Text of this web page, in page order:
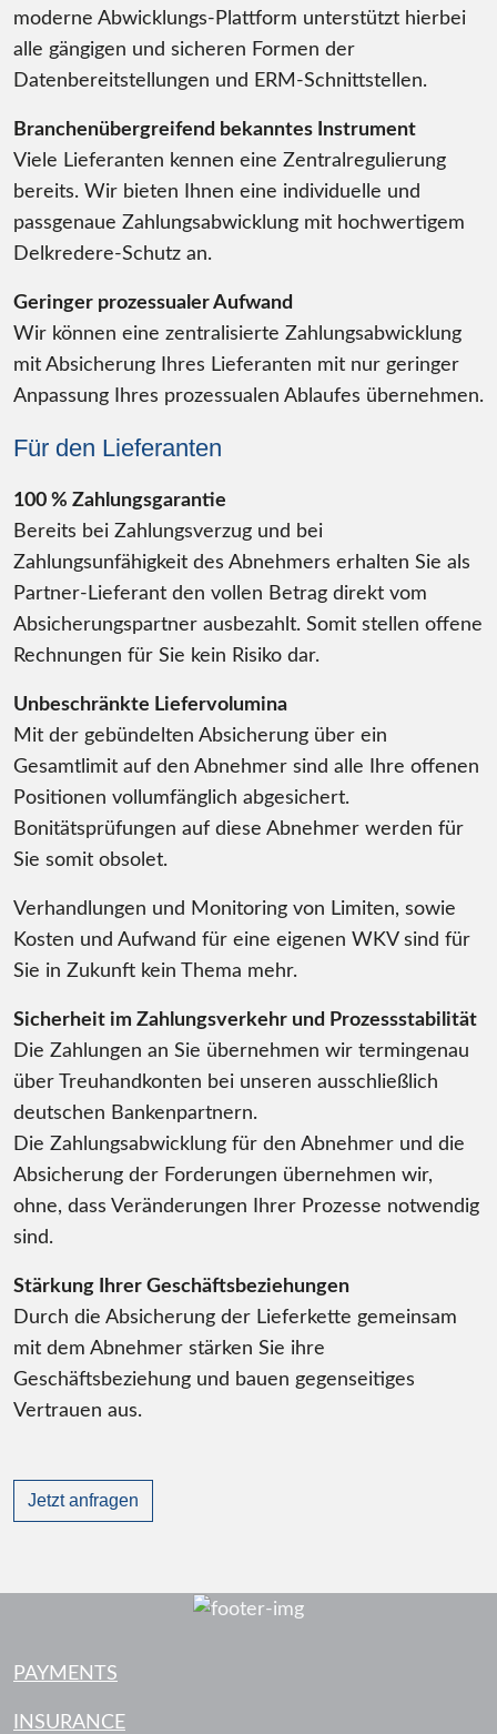
moderne Abwicklungs-Plattform unterstützt hierbei
alle gängigen und sicheren Formen der
Datenbereitstellungen und ERM-Schnittstellen.
Branchenübergreifend bekanntes Instrument
Viele Lieferanten kennen eine Zentralregulierung
bereits. Wir bieten Ihnen eine individuelle und
passgenaue Zahlungsabwicklung mit hochwertigem
Delkredere-Schutz an.
Geringer prozessualer Aufwand
Wir können eine zentralisierte Zahlungsabwicklung
mit Absicherung Ihres Lieferanten mit nur geringer
Anpassung Ihres prozessualen Ablaufes übernehmen.
Für den Lieferanten
100 % Zahlungsgarantie
Bereits bei Zahlungsverzug und bei
Zahlungsunfähigkeit des Abnehmers erhalten Sie als
Partner-Lieferant den vollen Betrag direkt vom
Absicherungspartner ausbezahlt. Somit stellen offene
Rechnungen für Sie kein Risiko dar.
Unbeschränkte Liefervolumina
Mit der gebündelten Absicherung über ein
Gesamtlimit auf den Abnehmer sind alle Ihre offenen
Positionen vollumfänglich abgesichert.
Bonitätsprüfungen auf diese Abnehmer werden für
Sie somit obsolet.
Verhandlungen und Monitoring von Limiten, sowie
Kosten und Aufwand für eine eigenen WKV sind für
Sie in Zukunft kein Thema mehr.
Sicherheit im Zahlungsverkehr und Prozessstabilität
Die Zahlungen an Sie übernehmen wir termingenau
über Treuhandkonten bei unseren ausschließlich
deutschen Bankenpartnern.
Die Zahlungsabwicklung für den Abnehmer und die
Absicherung der Forderungen übernehmen wir,
ohne, dass Veränderungen Ihrer Prozesse notwendig
sind.
Stärkung Ihrer Geschäftsbeziehungen
Durch die Absicherung der Lieferkette gemeinsam
mit dem Abnehmer stärken Sie ihre
Geschäftsbeziehung und bauen gegenseitiges
Vertrauen aus.
Jetzt anfragen
PAYMENTS
INSURANCE